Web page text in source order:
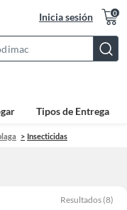
Inicia sesión 0
Bar
Tipos de Entrega
Insecticidas
Resultados (8)